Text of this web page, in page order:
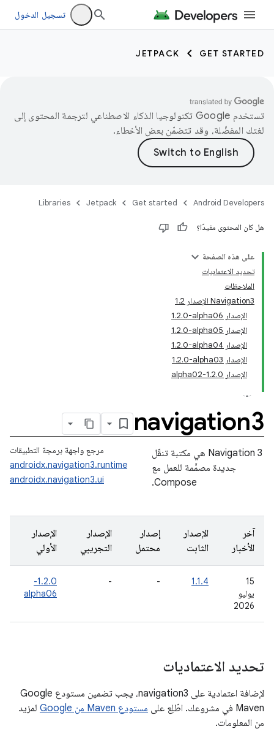
تسجيل الدخول
GET STARTED
JETPACK
تستخدم Google تكنولوجيا الذكاء الاصطناعي لترجمة المحتوى إلى
لغتك المفضّلة، وقد تتضمّن بعض الأخطاء.
Android Developers
Get started
Jetpack
Libraries
هل كان المحتوى مفيدًا؟
على هذه الصفحة
تحديد الاعتماديات
الملاحظات
‫Navigation3 الإصدار 1.2
الإصدار ‎1.2.0-alpha06
الإصدار ‎1.2.0-alpha05
الإصدار ‎1.2.0-alpha04
الإصدار ‎1.2.0-alpha03
الإصدار 1.2.0-alpha02
navigation3
مرجع واجهة برمجة التطبيقات
androidx.navigation3.runtime
androidx.navigation3.ui
‫Navigation 3 هي مكتبة تنقّل
جديدة مصمَّمة للعمل مع
Compose.
آخر
الأخبار
الإصدار
الثابت
إصدار
محتمل
الإصدار
التجريبي
الإصدار
الأولي
‫15
يوليو
2026
1.1.4
-
-
1.2.0-
alpha06
تحديد الاعتماديات
لإضافة اعتمادية على navigation3، يجب تضمين مستودع Google
Maven في مشروعك. اطّلِع على
مستودع Maven من Google
لمزيد
من المعلومات.